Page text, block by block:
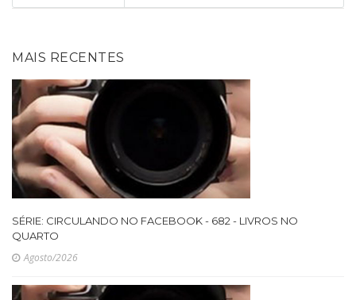
MAIS RECENTES
SÉRIE: CIRCULANDO NO FACEBOOK - 682 - LIVROS NO
QUARTO
Agosto/2026